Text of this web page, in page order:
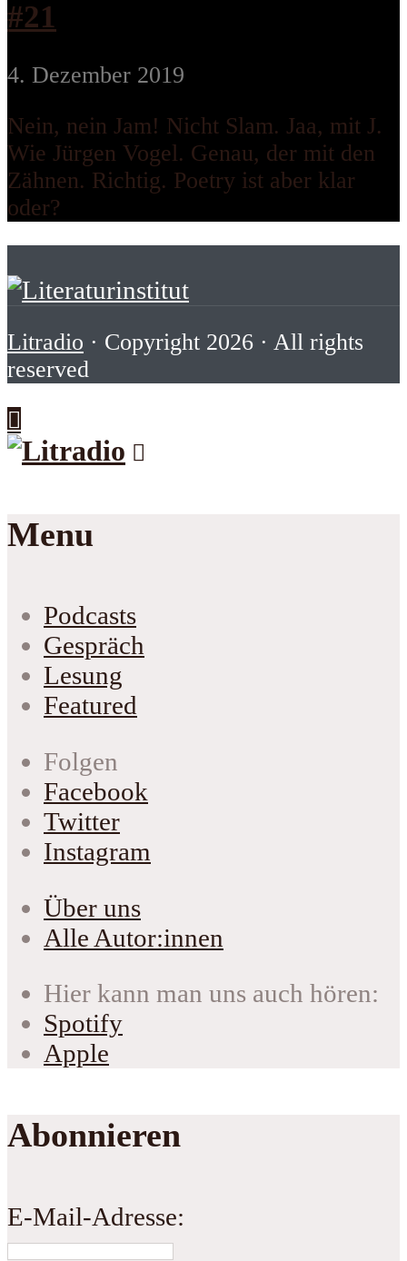
#21
4. Dezember 2019
Nein, nein Jam! Nicht Slam. Jaa, mit J.
Wie Jürgen Vogel. Genau, der mit den
Zähnen. Richtig. Poetry ist aber klar
oder?
Litradio · Copyright 2026 · All rights
reserved
Menu
Podcasts
Gespräch
Lesung
Featured
Folgen
Facebook
Twitter
Instagram
Über uns
Alle Autor:innen
Hier kann man uns auch hören:
Spotify
Apple
Abonnieren
E-Mail-Adresse: